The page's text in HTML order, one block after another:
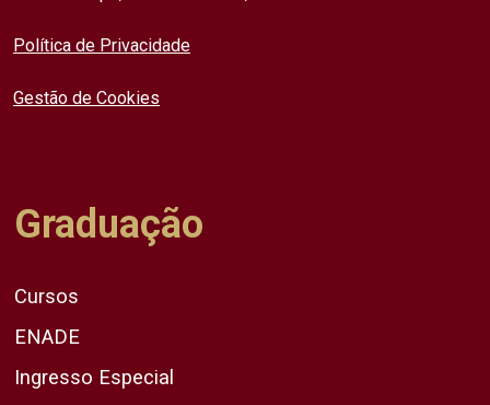
Política de Privacidade
Gestão de Cookies
Graduação
Cursos
ENADE
Ingresso Especial